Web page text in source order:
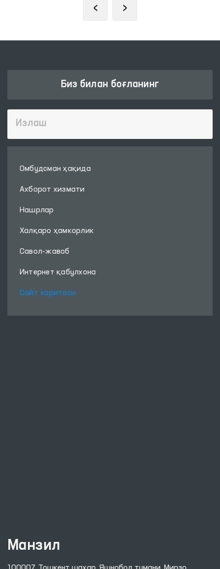
‹ ›
Биз билан боғланинг
Омбудсман ҳақида
Ахборот хизмати
Нашрлар
Халқаро ҳамкорлик
Савол-жавоб
Интернет қабулхона
Сайт харитаси
Манзил